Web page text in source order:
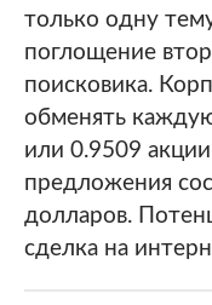
только одну
поглощение
поисковика.
обменять
или 0.9509
предложения
долларов.
сделка на